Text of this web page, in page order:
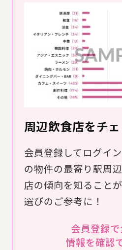
周辺飲食店をチ
会員登録してログイ
の物件の最寄り駅周
店の傾向を知ること
選びのご参考に！
会員登録
情報を確認